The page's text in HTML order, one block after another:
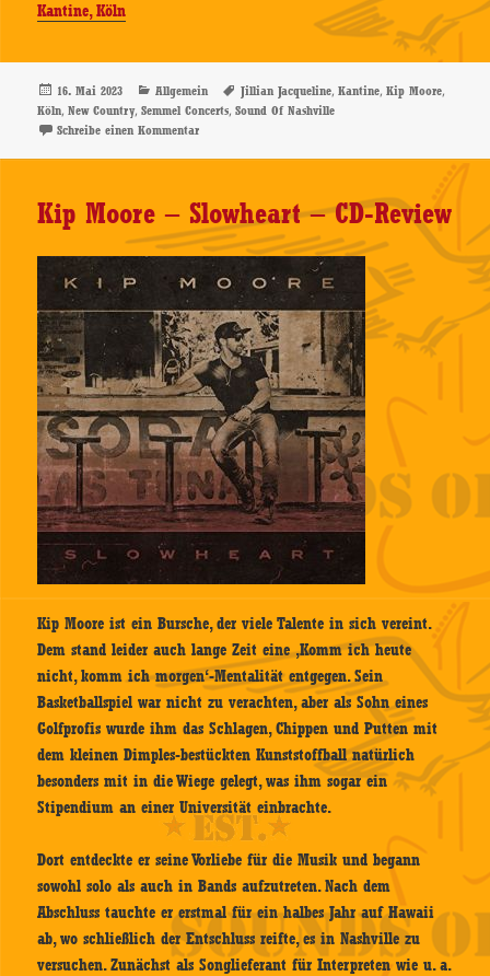
Kantine, Köln
Veröffentlicht
am
16. Mai 2023 Kategorien
Allgemein Schlagwörter
Jillian Jacqueline,Kantine,Kip Moore,
Köln,New Country,Semmel Concerts,Sound Of Nashville
Schreibe einen Kommentarzu Kip Moore – Support: Jillian Jacqueline –
Kip Moore – Slowheart – CD-Review
Kip Moore ist ein Bursche, der viele Talente in sich vereint.
Dem stand leider auch lange Zeit eine ‚Komm ich heute
nicht, komm ich morgen‘-Mentalität entgegen. Sein
Basketballspiel war nicht zu verachten, aber als Sohn eines
Golfprofis wurde ihm das Schlagen, Chippen und Putten mit
dem kleinen Dimples-bestückten Kunststoffball natürlich
besonders mit in die Wiege gelegt, was ihm sogar ein
Stipendium an einer Universität einbrachte.
Dort entdeckte er seine Vorliebe für die Musik und begann
sowohl solo als auch in Bands aufzutreten. Nach dem
Abschluss tauchte er erstmal für ein halbes Jahr auf Hawaii
ab, wo schließlich der Entschluss reifte, es in Nashville zu
versuchen. Zunächst als Songlieferant für Interpreten wie u. a.